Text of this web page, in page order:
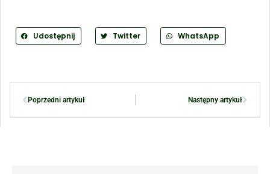
Udostępnij Twitter WhatsApp
Poprzedni artykuł Następny artykuł